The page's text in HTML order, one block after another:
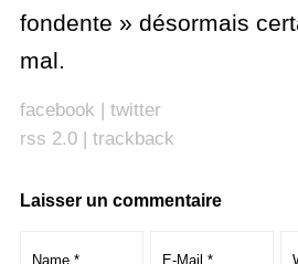
fondente » désormais
mal.
facebook | twitter
rss 2.0| trackback
Laisser un commentaire